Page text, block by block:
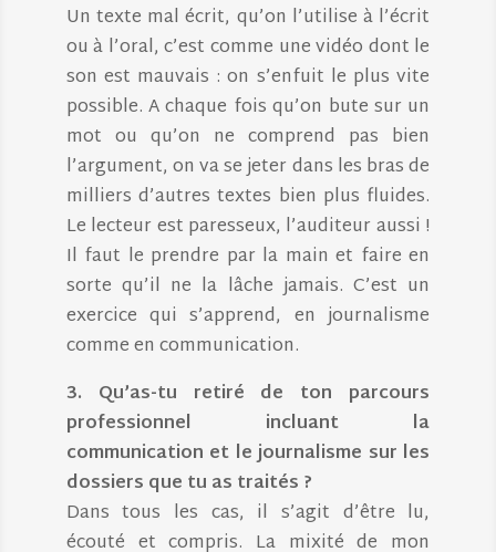
Un texte mal écrit, qu’on l’utilise à l’écrit
ou à l’oral, c’est comme une vidéo dont le
son est mauvais : on s’enfuit le plus vite
possible. A chaque fois qu’on bute sur un
mot ou qu’on ne comprend pas bien
l’argument, on va se jeter dans les bras de
milliers d’autres textes bien plus fluides.
Le lecteur est paresseux, l’auditeur aussi !
Il faut le prendre par la main et faire en
sorte qu’il ne la lâche jamais. C’est un
exercice qui s’apprend, en journalisme
comme en communication.
3. Qu’as-tu retiré de ton parcours
professionnel incluant la
communication et le journalisme sur les
dossiers que tu as traités ?
Dans tous les cas, il s’agit d’être lu,
écouté et compris. La mixité de mon